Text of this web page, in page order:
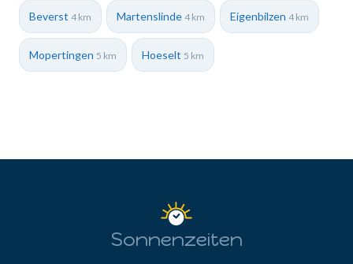
Beverst 4 km Martenslinde 4 km Eigenbilzen 4 km
Mopertingen 5 km Hoeselt 5 km
Sonnenzeiten